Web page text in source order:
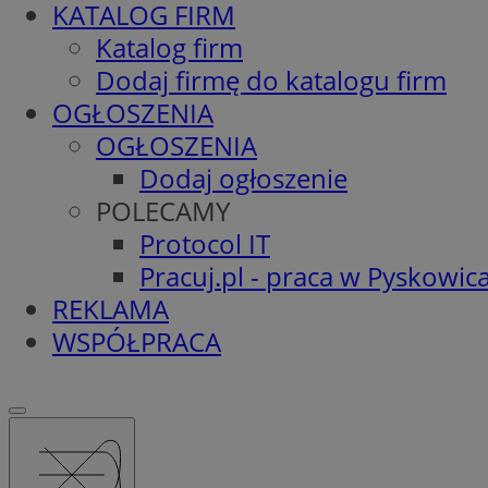
KATALOG FIRM
Katalog firm
Dodaj firmę do katalogu firm
OGŁOSZENIA
OGŁOSZENIA
Dodaj ogłoszenie
POLECAMY
Protocol IT
Pracuj.pl - praca w
REKLAMA
WSPÓŁPRACA